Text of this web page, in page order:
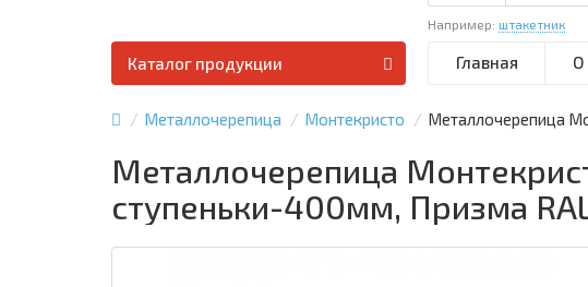
Например: штакетник
Главная О
Каталог продукции
Металлочерепица Монтекристо Металлочерепица
Металлочерепица
ступеньки-400мм, Призма